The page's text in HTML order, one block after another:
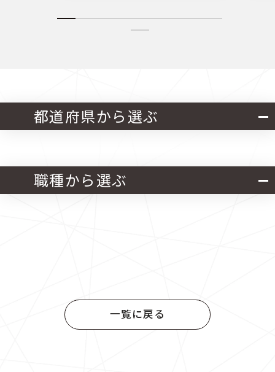
都道府県から選ぶ
北海道・東北 関東
職種から選ぶ
官公庁発注 設計・施工管理業務
一覧に戻る